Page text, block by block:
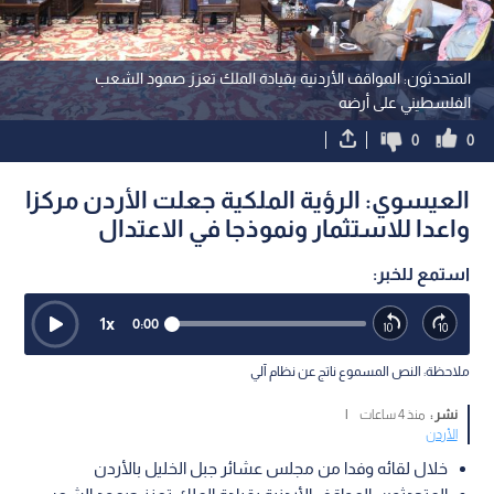
المتحدثون: المواقف الأردنية بقيادة الملك تعزز صمود الشعب
الفلسطيني على أرضه
0
0
العيسوي: الرؤية الملكية جعلت الأردن مركزا
واعدا للاستثمار ونموذجا في الاعتدال
استمع للخبر:
0:00
1x
ملاحظة: النص المسموع ناتج عن نظام آلي
نشر : منذ 4 ساعات
|
الأردن
خلال لقائه وفدا من مجلس عشائر جبل الخليل بالأردن